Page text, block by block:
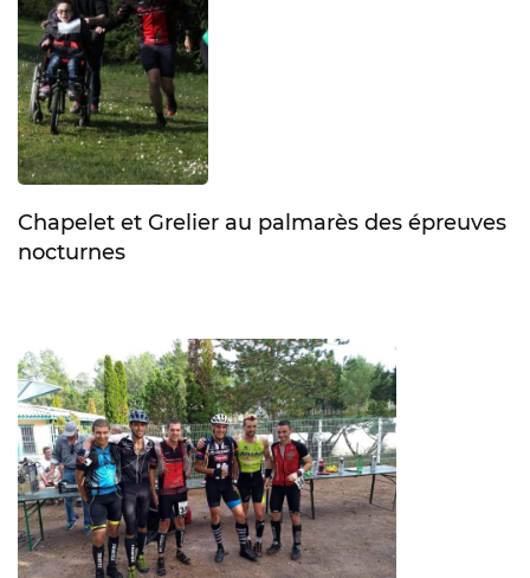
Chapelet et Grelier au palmarès des épreuves
nocturnes